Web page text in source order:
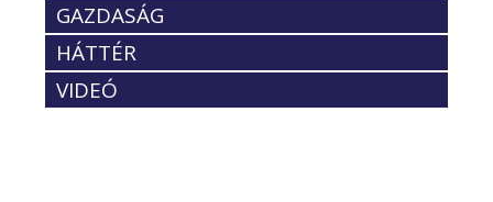
GAZDASÁG
HÁTTÉR
VIDEÓ